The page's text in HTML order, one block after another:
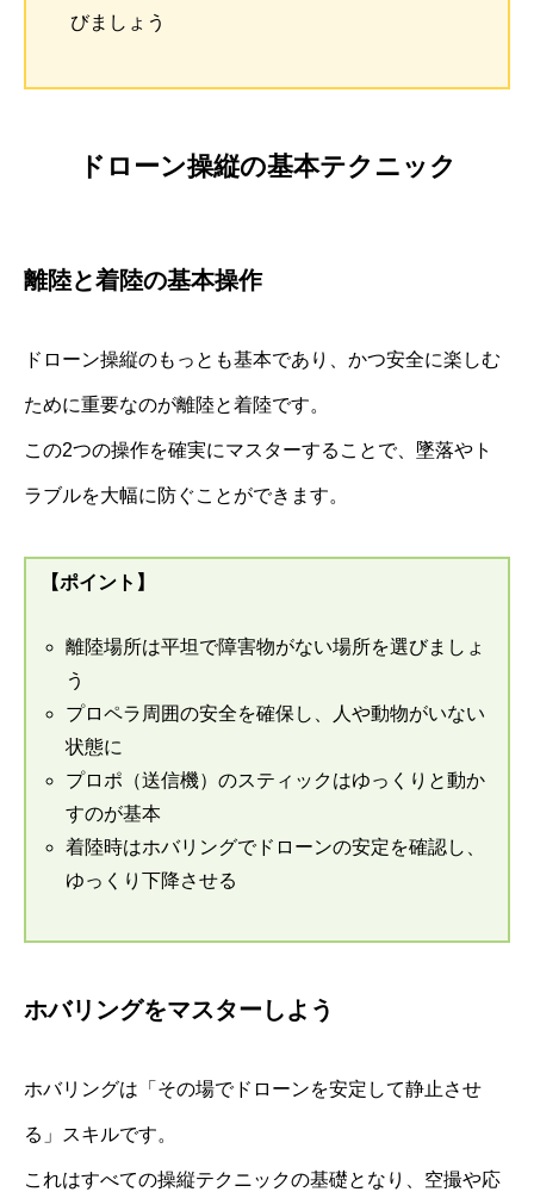
びましょう
ドローン操縦の基本テクニック
離陸と着陸の基本操作
ドローン操縦のもっとも基本であり、かつ安全に楽しむ
ために重要なのが離陸と着陸です。
この2つの操作を確実にマスターすることで、墜落やト
ラブルを大幅に防ぐことができます。
【ポイント】
離陸場所は平坦で障害物がない場所を選びましょ
う
プロペラ周囲の安全を確保し、人や動物がいない
状態に
プロポ（送信機）のスティックはゆっくりと動か
すのが基本
着陸時はホバリングでドローンの安定を確認し、
ゆっくり下降させる
ホバリングをマスターしよう
ホバリングは「その場でドローンを安定して静止させ
る」スキルです。
これはすべての操縦テクニックの基礎となり、空撮や応